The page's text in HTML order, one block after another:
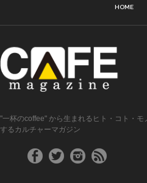
HOME
"一杯のcoffee" から生まれるヒト・コト・モ
するカルチャーマガジン